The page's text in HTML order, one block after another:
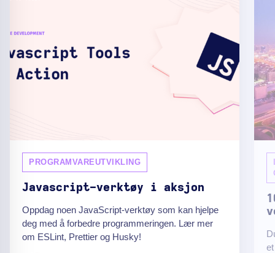
PROGRAMVAREUTVIKLING
Javascript-verktøy i aksjon
Oppdag noen JavaScript-verktøy som kan hjelpe
deg med å forbedre programmeringen. Lær mer
om ESLint, Prettier og Husky!